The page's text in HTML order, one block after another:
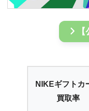
NIKEギフトカ
買取率